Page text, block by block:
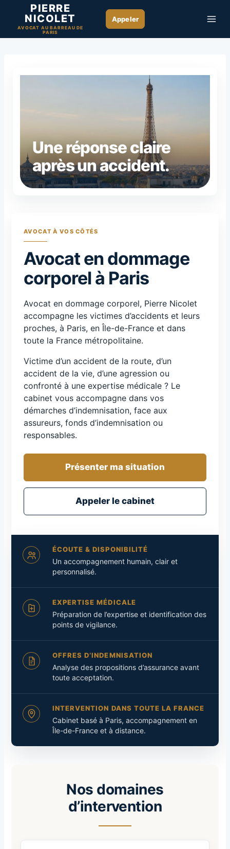
PIERRE
NICOLET
AVOCAT AU BARREAU DE
PARIS
Une réponse claire
après un accident.
AVOCAT À VOS CÔTÉS
Avocat en dommage
corporel à Paris
Avocat en dommage corporel, Pierre Nicolet
accompagne les victimes d’accidents et leurs
proches, à Paris, en Île-de-France et dans
toute la France métropolitaine.
Victime d’un accident de la route, d’un
accident de la vie, d’une agression ou
confronté à une expertise médicale ? Le
cabinet vous accompagne dans vos
démarches d’indemnisation, face aux
assureurs, fonds d’indemnisation ou
responsables.
Présenter ma situation
Appeler le cabinet
ÉCOUTE & DISPONIBILITÉ
Un accompagnement humain, clair et
personnalisé.
EXPERTISE MÉDICALE
Préparation de l’expertise et identification des
points de vigilance.
OFFRES D’INDEMNISATION
Analyse des propositions d’assurance avant
toute acceptation.
INTERVENTION DANS TOUTE LA FRANCE
Cabinet basé à Paris, accompagnement en
Île-de-France et à distance.
Nos domaines
d’intervention